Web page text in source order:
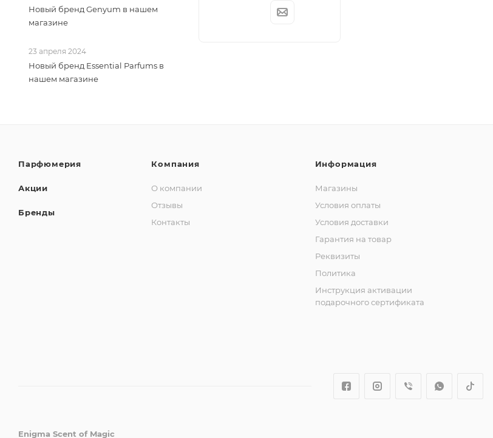
Новый бренд Genyum в нашем
магазине
23 апреля 2024
Новый бренд Essential Parfums в
нашем магазине
Парфюмерия
Акции
Бренды
Компания
О компании
Отзывы
Контакты
Информация
Магазины
Условия оплаты
Условия доставки
Гарантия на товар
Реквизиты
Политика
Инструкция активации
подарочного сертификата
Enigma Scent of Magic